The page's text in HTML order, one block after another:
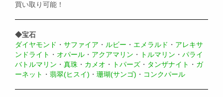
買い取り可能！
◆宝石
ダイヤモンド ・ サファイア ・ ルビー ・ エメラルド ・ アレキサ
ンドライト ・ オパール ・ アクアマリン ・ トルマリン ・ パライ
バトルマリン ・ 真珠 ・ カメオ ・ トパーズ ・ タンザナイト ・ ガ
ーネット ・ 翡翠(ヒスイ) ・ 珊瑚(サンゴ) ・ コンクパール